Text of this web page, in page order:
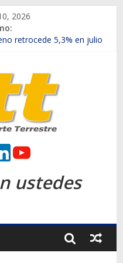
2026
en lanzar la nueva
de Chevrolet en el Biobío
en Rancagua y
estrenada Bolden en
ustedes